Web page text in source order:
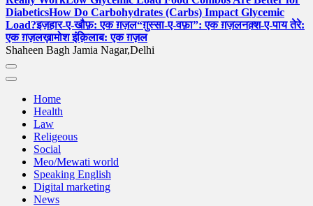
DiabeticsHow Do Carbohydrates (Carbs) Impact Glycemic
Load?इज़हार-ए-खौफ़: एक ग़ज़ल“ग़ुस्सा-ए-वफ़ा”: एक ग़ज़लनक़्श-ए-पाय तेरे:
एक ग़ज़लख़ामोश इंक़िलाब: एक ग़ज़ल
Shaheen Bagh Jamia Nagar,Delhi
Home
Health
Law
Religeous
Social
Meo/Mewati world
Speaking English
Digital marketing
News